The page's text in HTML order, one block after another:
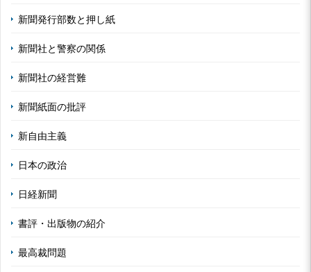
新聞発行部数と押し紙
新聞社と警察の関係
新聞社の経営難
新聞紙面の批評
新自由主義
日本の政治
日経新聞
書評・出版物の紹介
最高裁問題